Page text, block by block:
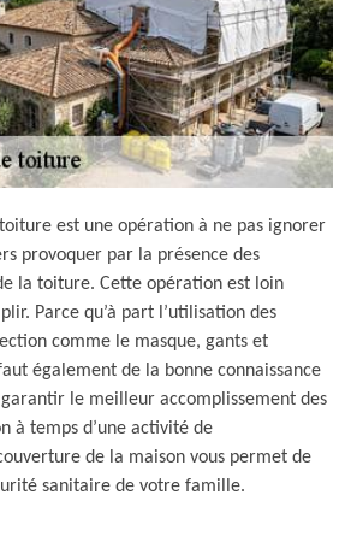
est une opération à ne pas ignorer
provoquer par la présence des
la toiture. Cette opération est loin
Parce qu’à part l’utilisation des
comme le masque, gants et
également de la bonne connaissance
le meilleur accomplissement des
à temps d’une activité de
de la maison vous permet de
sanitaire de votre famille.